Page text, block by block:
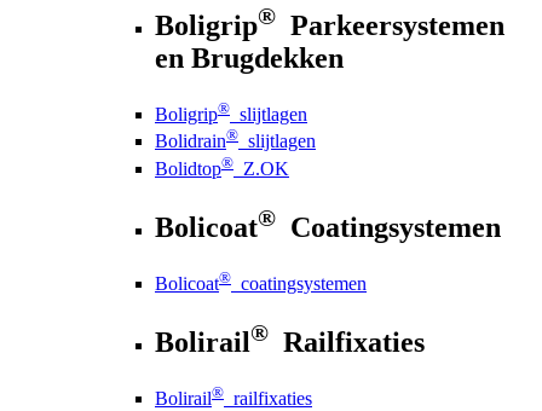
Boligrip® Parkeersystemen
en Brugdekken
Boligrip® slijtlagen
Bolidrain® slijtlagen
Bolidtop® Z.OK
Bolicoat® Coatingsystemen
Bolicoat® coatingsystemen
Bolirail® Railfixaties
Bolirail® railfixaties